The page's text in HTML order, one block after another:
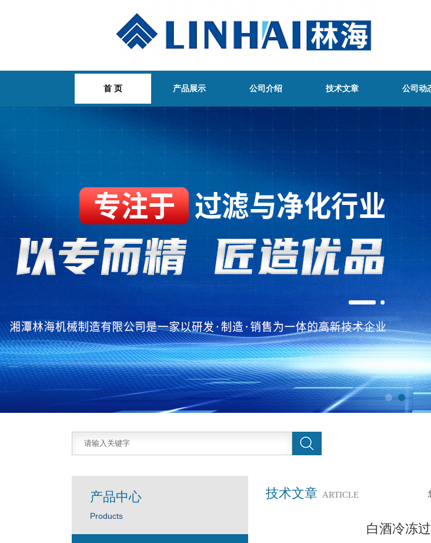
首 页 产品展示 公司介绍 技术文章 公司动
技术文章 ARTICLE
白酒冷冻
产品中心
Products